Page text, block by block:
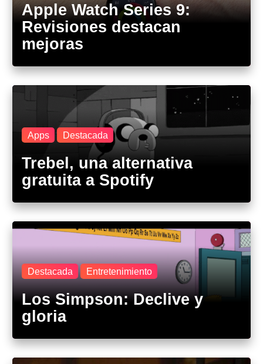
Apple Watch Series 9:
Revisiones destacan
mejoras
Apps Destacada
Trebel, una alternativa
gratuita a Spotify
Destacada Entretenimiento
Los Simpson: Declive y
gloria